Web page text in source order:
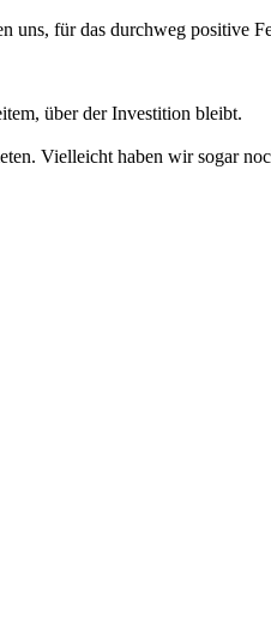
für das durchweg positive
über der Investition bleibt.
Vielleicht haben wir sogar